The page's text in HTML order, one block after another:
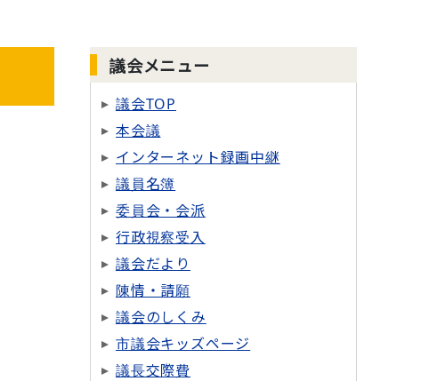
議会メニュー
議会TOP
本会議
インターネット録画中継
議員名簿
委員会・会派
行政視察受入
議会だより
陳情・請願
議会のしくみ
市議会キッズページ
議長交際費